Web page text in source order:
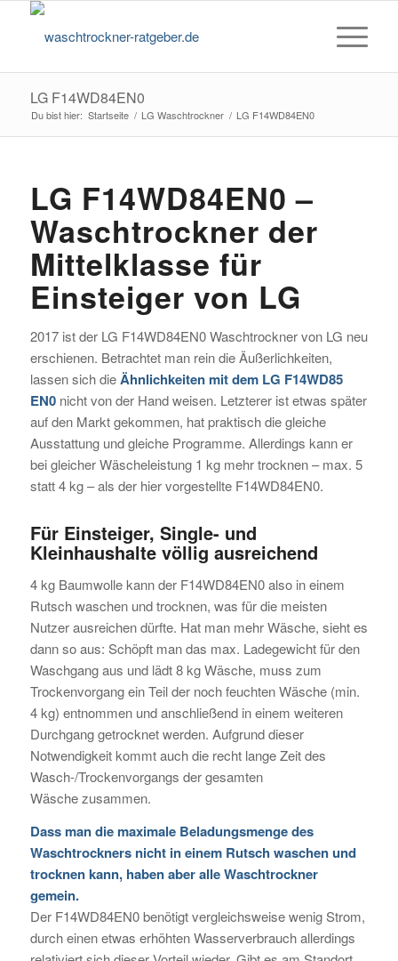
LG F14WD84EN0
Du bist hier: Startseite / LG Waschtrockner / LG F14WD84EN0
LG F14WD84EN0 –
Waschtrockner der
Mittelklasse für
Einsteiger von LG
2017 ist der LG F14WD84EN0 Waschtrockner von LG neu
erschienen. Betrachtet man rein die Äußerlichkeiten,
lassen sich dieÄhnlichkeiten mit dem LG F14WD85
EN0nicht von der Hand weisen. Letzterer ist etwas später
auf den Markt gekommen, hat praktisch die gleiche
Ausstattung und gleiche Programme. Allerdings kann er
bei gleicher Wäscheleistung 1 kg mehr trocknen – max. 5
statt 4 kg – als der hier vorgestellte F14WD84EN0.
Für Einsteiger, Single- und
Kleinhaushalte völlig ausreichend
4 kg Baumwolle kann der F14WD84EN0 also in einem
Rutsch waschen und trocknen, was für die meisten
Nutzer ausreichen dürfte. Hat man mehr Wäsche, sieht es
dann so aus: Schöpft man das max. Ladegewicht für den
Waschgang aus und lädt 8 kg Wäsche, muss zum
Trockenvorgang ein Teil der noch feuchten Wäsche (min.
4 kg) entnommen und anschließend in einem weiteren
Durchgang getrocknet werden. Aufgrund dieser
Notwendigkeit kommt auch die recht lange Zeit des
Wasch-/Trockenvorgangs der gesamten
Wäsche zusammen.
Dass man die maximale Beladungsmenge des
Waschtrockners nicht in einem Rutsch waschen und
trocknen kann, haben aber alle Waschtrockner
gemein.
Der F14WD84EN0 benötigt vergleichsweise wenig Strom,
durch einen etwas erhöhten Wasserverbrauch allerdings